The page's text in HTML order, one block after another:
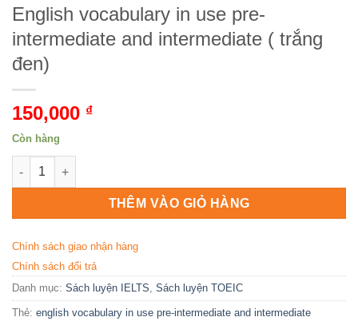
English vocabulary in use pre-
intermediate and intermediate ( trắng
đen)
150,000 ₫
Còn hàng
English vocabulary in use pre-intermediate and intermediate (
THÊM VÀO GIỎ HÀNG
Chính sách giao nhận hàng
Chính sách đổi trả
Danh mục: Sách luyện IELTS, Sách luyện TOEIC
Thẻ: english vocabulary in use pre-intermediate and intermediate